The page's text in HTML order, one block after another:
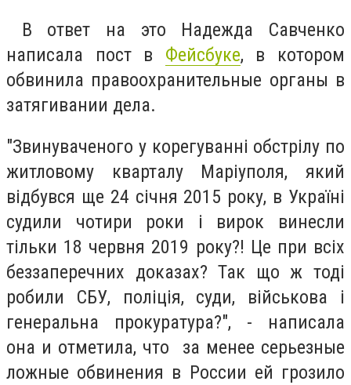
В ответ на это Надежда Савченко
написала пост в Фейсбуке, в котором
обвинила правоохранительные органы в
затягивании дела.
"Звинуваченого у корегуванні обстрілу по
житловому кварталу Маріуполя, який
відбувся ще 24 січня 2015 року, в Україні
судили чотири роки і вирок винесли
тільки 18 червня 2019 року?! Це при всіх
беззаперечних доказах? Так що ж тоді
робили СБУ, поліція, суди, військова і
генеральна прокуратура?", - написала
она и отметила, что
за менее серьезные
ложные обвинения в России ей грозило